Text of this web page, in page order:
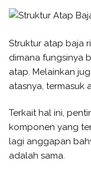
Struktur atap baja
dimana fungsinya
atap. Melainkan
atasnya, termasuk
Terkait hal ini,
komponen yang
lagi anggapan
adalah sama.